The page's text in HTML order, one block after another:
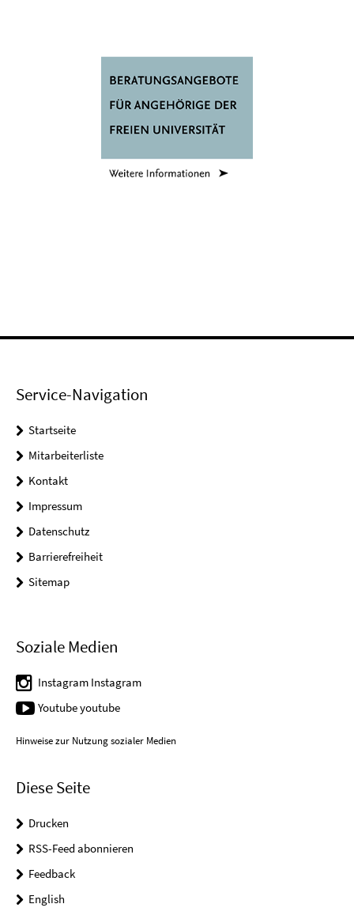
Service-Navigation
Startseite
Mitarbeiterliste
Kontakt
Impressum
Datenschutz
Barrierefreiheit
Sitemap
Soziale Medien
Instagram Instagram
Youtube youtube
Hinweise zur Nutzung sozialer Medien
Diese Seite
Drucken
RSS-Feed abonnieren
Feedback
English